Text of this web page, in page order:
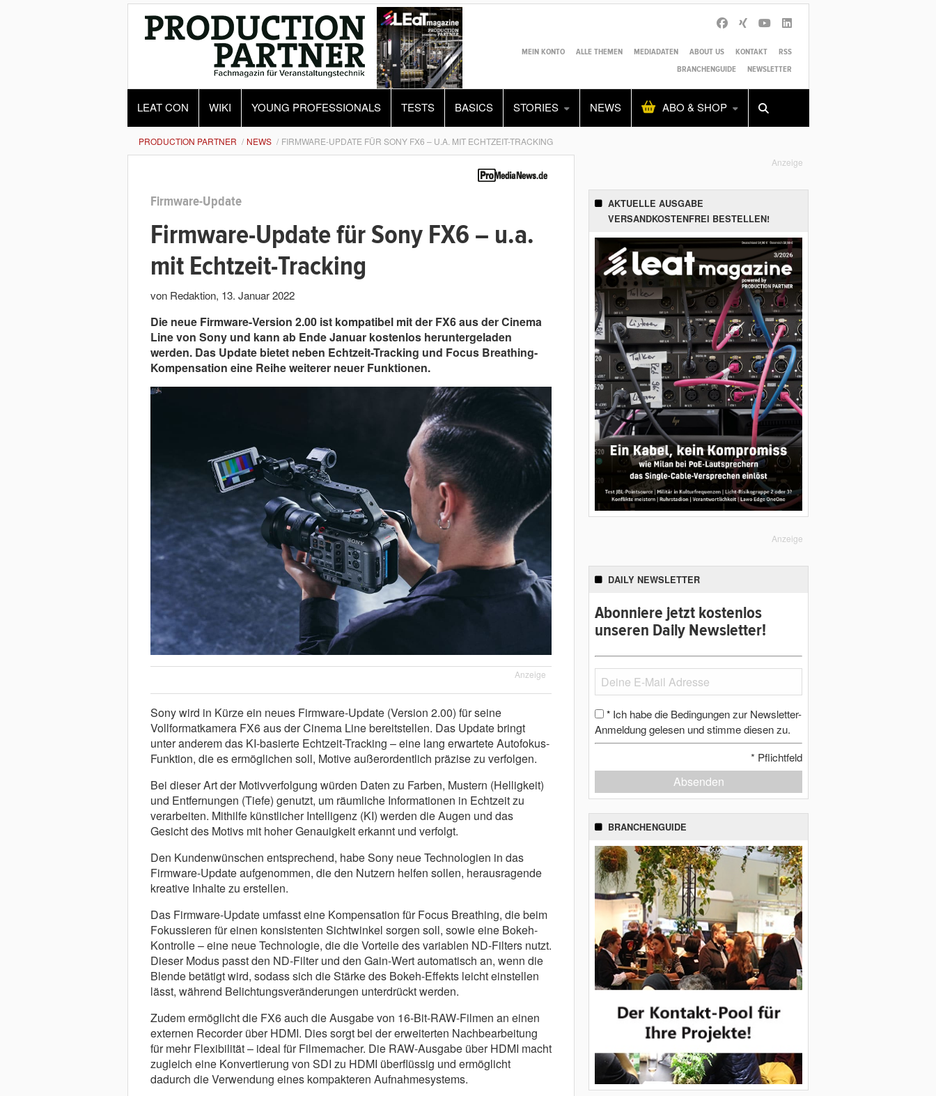
MEIN KONTO ALLE THEMEN MEDIADATEN ABOUT US KONTAKT
RSS
BRANCHENGUIDE
NEWSLETTER
LEAT CON WIKI YOUNG PROFESSIONALS TESTS BASICS STORIES NEWS ABO & SHOP
Alles Shop SUCHEN
PRODUCTION PARTNER NEWS FIRMWARE-UPDATE FÜR SONY FX6 – U.A. MIT ECHTZEIT-TRACKING
Firmware-Update
Firmware-Update für Sony FX6 – u.a.
mit Echtzeit-Tracking
von Redaktion, 13. Januar 2022
Die neue Firmware-Version 2.00 ist kompatibel mit der FX6 aus der Cinema
Line von Sony und kann ab Ende Januar kostenlos heruntergeladen
werden. Das Update bietet neben Echtzeit-Tracking und Focus Breathing-
Kompensation eine Reihe weiterer neuer Funktionen.
Anzeige
Sony wird in Kürze ein neues Firmware-Update (Version 2.00) für seine
Vollformatkamera FX6 aus der Cinema Line bereitstellen. Das Update bringt
unter anderem das KI-basierte Echtzeit-Tracking – eine lang erwartete Autofokus-
Funktion, die es ermöglichen soll, Motive außerordentlich präzise zu verfolgen.
Bei dieser Art der Motivverfolgung würden Daten zu Farben, Mustern (Helligkeit)
und Entfernungen (Tiefe) genutzt, um räumliche Informationen in Echtzeit zu
verarbeiten. Mithilfe künstlicher Intelligenz (KI) werden die Augen und das
Gesicht des Motivs mit hoher Genauigkeit erkannt und verfolgt.
Den Kundenwünschen entsprechend, habe Sony neue Technologien in das
Firmware-Update aufgenommen, die den Nutzern helfen sollen, herausragende
kreative Inhalte zu erstellen.
Das Firmware-Update umfasst eine Kompensation für Focus Breathing, die beim
Fokussieren für einen konsistenten Sichtwinkel sorgen soll, sowie eine Bokeh-
Kontrolle – eine neue Technologie, die die Vorteile des variablen ND-Filters nutzt.
Dieser Modus passt den ND-Filter und den Gain-Wert automatisch an, wenn die
Blende betätigt wird, sodass sich die Stärke des Bokeh-Effekts leicht einstellen
lässt, während Belichtungsveränderungen unterdrückt werden.
Zudem ermöglicht die FX6 auch die Ausgabe von 16-Bit-RAW-Filmen an einen
externen Recorder über HDMI. Dies sorgt bei der erweiterten Nachbearbeitung
für mehr Flexibilität – ideal für Filmemacher. Die RAW-Ausgabe über HDMI macht
zugleich eine Konvertierung von SDI zu HDMI überflüssig und ermöglicht
dadurch die Verwendung eines kompakteren Aufnahmesystems.
Anzeige
AKTUELLE AUSGABE
VERSANDKOSTENFREI BESTELLEN!
Anzeige
DAILY NEWSLETTER
Abonniere jetzt kostenlos
unseren Daily Newsletter!
* Ich habe die Bedingungen zur Newsletter-
Anmeldung gelesen und stimme diesen zu.
* Pflichtfeld
Absenden
BRANCHENGUIDE